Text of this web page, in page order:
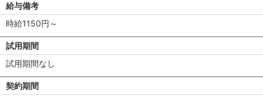
給与備考
時給1150円～
試用期間
試用期間なし
契約期間